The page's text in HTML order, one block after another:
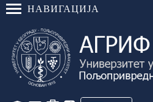
НАВИГАЦИЈА